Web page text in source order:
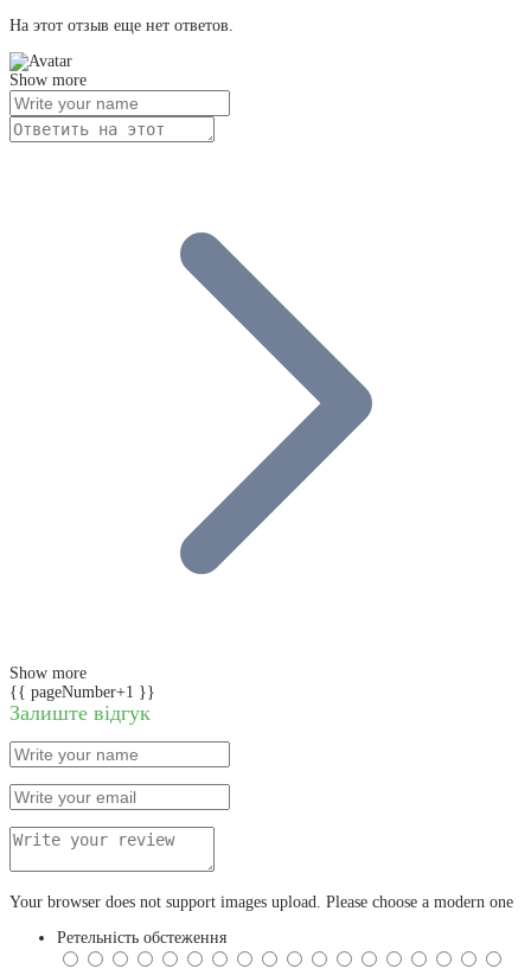
На этот отзыв еще нет ответов.
Show more
Show more
{{ pageNumber+1 }}
Залиште відгук
Your browser does not support images upload. Please choose a modern one
Ретельність обстеження